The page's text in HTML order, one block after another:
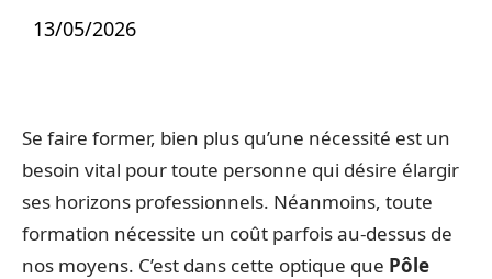
13/05/2026
Se faire former, bien plus qu’une nécessité est un
besoin vital pour toute personne qui désire élargir
ses horizons professionnels. Néanmoins, toute
formation nécessite un coût parfois au-dessus de
nos moyens. C’est dans cette optique que Pôle